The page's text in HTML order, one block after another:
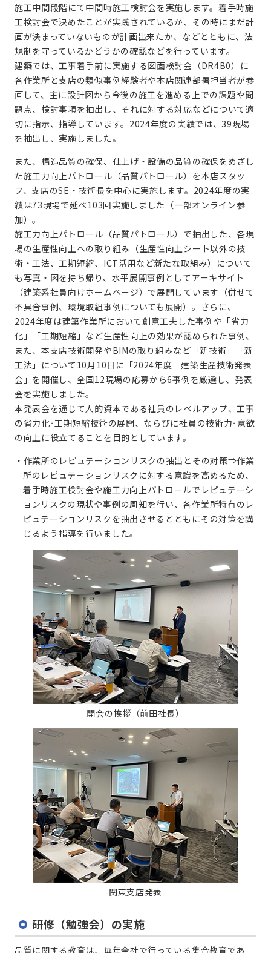
施工中間段階にて中間時施工検討会を実施します。着手時施
工検討会で決めたことが実践されているか、その時にまだ計
画が決まっていないものが計画出来たか、などとともに、法
規制を守っているかどうかの確認などを行っています。
建築では、工事着手前に実施する図面検討会（DR4B0）に
各作業所と支店の類似事例経験者や本店関連部署担当者が参
画して、主に設計図から今後の施工を進める上での課題や問
題点、検討事項を抽出し、それに対する対応などについて適
切に指示、指導しています。2024年度の実績では、39現場
を抽出し、実施しました。
また、構造品質の確保、仕上げ・設備の品質の確保をめざし
た施工力向上パトロール（品質パトロール）を本店スタッ
フ、支店のSE・技術長を中心に実施します。2024年度の実
績は73現場で延べ103回実施しました（一部オンライン参
加）。
施工力向上パトロール（品質パトロール）で抽出した、各現
場の生産性向上への取り組み（生産性向上シート以外の技
術・工法、工期短縮、ICT活用など新たな取組み）について
も写真・図を持ち帰り、水平展開事例としてアーキサイト
（建築系社員向けホームページ）で展開しています（併せて
不具合事例、環境取組事例についても展開）。さらに、
2024年度は建築作業所において創意工夫した事例や「省力
化」「工期短縮」など生産性向上の効果が認められた事例、
また、本支店技術開発やBIMの取り組みなど「新技術」「新
工法」について10月10日に「2024年度 建築生産技術発表
会」を開催し、全国12現場の応募から6事例を厳選し、発表
会を実施しました。
本発表会を通じて人的資本である社員のレベルアップ、工事
の省力化･工期短縮技術の展開、ならびに社員の技術力･意欲
の向上に役立てることを目的としています。
・作業所のレピュテーションリスクの抽出とその対策⇒作業
所のレピュテーションリスクに対する意識を高めるため、
着手時施工検討会や施工力向上パトロールでレピュテーシ
ョンリスクの現状や事例の周知を行い、各作業所特有のレ
ピュテーションリスクを抽出させるとともにその対策を講
じるよう指導を行いました。
開会の挨拶（前田社長）
関東支店発表
研修（勉強会）の実施
品質に関する教育は、毎年全社で行っている集合教育であ